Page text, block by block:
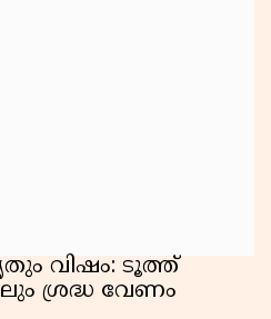
വിഷം: ടൂത്ത്
ശ്രദ്ധ വേണം